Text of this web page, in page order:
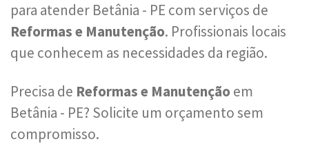
para atender Betânia - PE com serviços de
Reformas e Manutenção. Profissionais locais
que conhecem as necessidades da região.
Precisa de Reformas e Manutenção em
Betânia - PE? Solicite um orçamento sem
compromisso.